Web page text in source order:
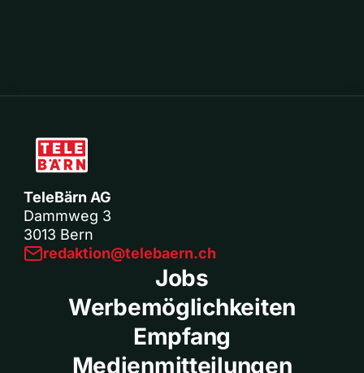
TeleBärn AG
Dammweg 3
3013 Bern
redaktion@telebaern.ch
Jobs
Werbemöglichkeiten
Empfang
Medienmitteilungen